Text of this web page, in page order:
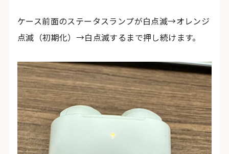
ケース前面のステータスランプが白点滅→オレンジ
点滅（初期化）→白点滅するまで押し続けます。